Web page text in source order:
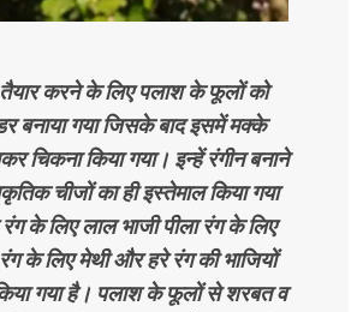
करने के लिए पलाश के फूलों को
बनाया गया जिसके बाद इसमें मक्के
चिकना किया गया। इन्हें रंगीन बनाने
चीजों का ही इस्तेमाल किया गया
के लिए लाल भाजी पीला रंग के लिए
के लिए मेथी और हरे रंग की भाजियों
गया है। पलाश के फूलों से शरबत व